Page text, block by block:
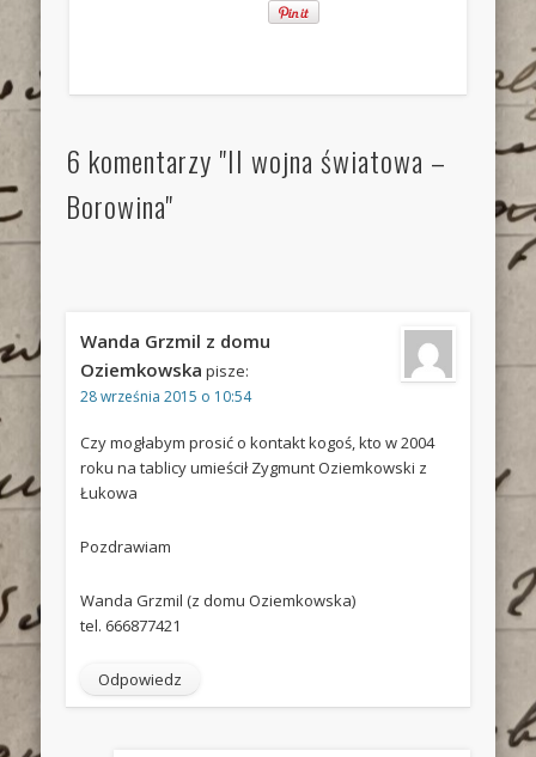
6 komentarzy "II wojna światowa –
Borowina"
Wanda Grzmil z domu
Oziemkowska pisze:
28 września 2015 o 10:54
Czy mogłabym prosić o kontakt kogoś, kto w 2004
roku na tablicy umieścił Zygmunt Oziemkowski z
Łukowa
Pozdrawiam
Wanda Grzmil (z domu Oziemkowska)
tel. 666877421
Odpowiedz